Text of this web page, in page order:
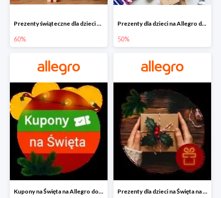
Prezenty świąteczne dla dzieci na Allegro do -60%
60%
Prezenty dla dzieci na Allegro do -50%
50%
Kupony na Święta na Allegro do -50 zł Prezenty dla dzieci na Święta na Allegro do -50%